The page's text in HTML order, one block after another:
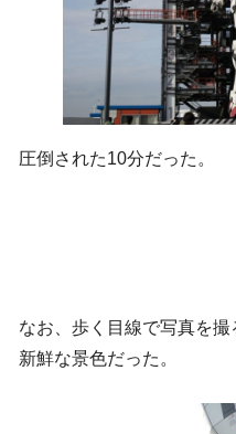
圧倒された10分だった。
なお、歩く目線で写真を
新鮮な景色だった。